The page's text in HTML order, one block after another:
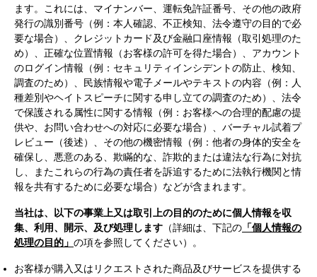
ます。これには、マイナンバー、運転免許証番号、その他の政府
発行の識別番号（例：本人確認、不正検知、法令遵守の目的で必
要な場合）、クレジットカード及び金融口座情報（取引処理のた
め）、正確な位置情報（お客様の許可を得た場合）、アカウント
のログイン情報（例：セキュリティインシデントの防止、検知、
調査のため）、民族情報や電子メールやテキストの内容（例：人
種差別やヘイトスピーチに関する申し立ての調査のため）、法令
で保護される属性に関する情報（例：お客様への合理的配慮の提
供や、お問い合わせへの対応に必要な場合）、バーチャル試着プ
レビュー（後述）、その他の機密情報（例：他者の身体的安全を
確保し、悪意のある、欺瞞的な、詐欺的または違法な行為に対抗
し、またこれらの行為の責任者を訴追するために法執行機関と情
報を共有するために必要な場合）などが含まれます。
当社は、以下の事業上又は取引上の目的のために個人情報を収
集、利用、開示、及び処理します （詳細は、下記の 「個人情報の
処理の目的」 の項を参照してください）。
お客様が購入又はリクエストされた商品及びサービスを提供する